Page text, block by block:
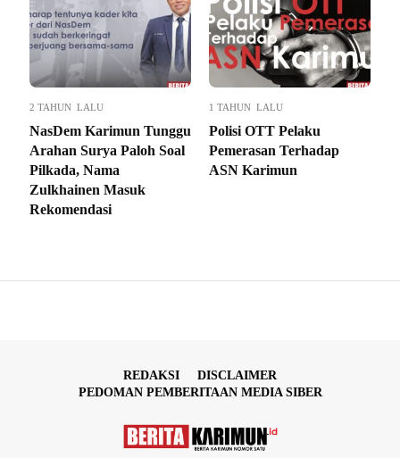
2 TAHUN LALU
NasDem Karimun Tunggu
Arahan Surya Paloh Soal
Pilkada, Nama
Zulkhainen Masuk
Rekomendasi
1 TAHUN LALU
Polisi OTT Pelaku
Pemerasan Terhadap
ASN Karimun
REDAKSI
DISCLAIMER
PEDOMAN PEMBERITAAN MEDIA SIBER